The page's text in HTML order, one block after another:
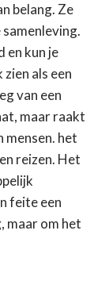
belang. Ze
en kun je
als een
van een
maar raakt
mensen. het
reizen. Het
feite een
maar om het